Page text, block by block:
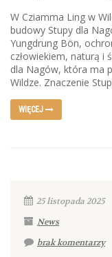
W Cziamma Ling w
budowy Stupy dla
Yungdrung Bön,
człowiekiem, naturą i
dla Nagów, która ma
Wildze. Znaczenie
WIĘCEJ
25 listopada 2025
News
brak komentarzy